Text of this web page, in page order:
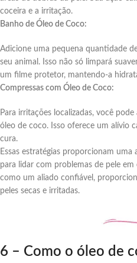
coceira e a irritação.
Banho de Óleo de Coco:
Adicione uma pequena quantidade
seu animal. Isso não só limpará
um filme protetor, mantendo-a
Compressas com Óleo de Coco:
Para irritações localizadas, você
óleo de coco. Isso oferece um alívio
cura.
Essas estratégias proporcionam uma
para lidar com problemas de pele
como um aliado confiável,
peles secas e irritadas.
6 – Como o óleo de